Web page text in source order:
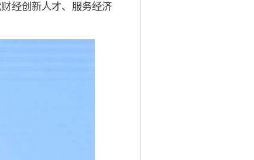
经创新人才、服务经济